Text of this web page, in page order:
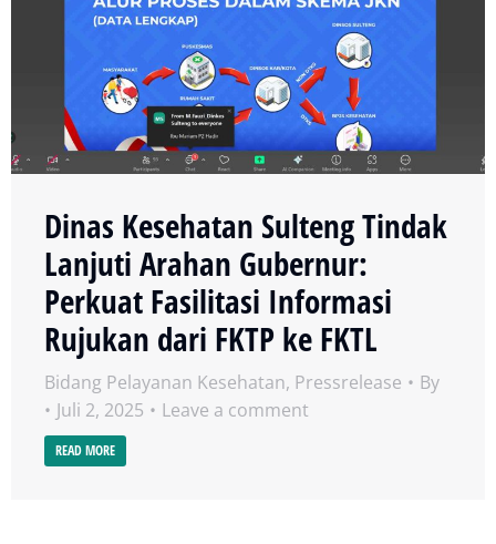
Dinas Kesehatan Sulteng Tindak
Lanjuti Arahan Gubernur:
Perkuat Fasilitasi Informasi
Rujukan dari FKTP ke FKTL
Bidang Pelayanan Kesehatan, Pressrelease
By
Juli 2, 2025
Leave a comment
READ MORE